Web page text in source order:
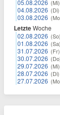
05.08.2026 (Mi)
04.08.2026 (Di)
03.08.2026
LetzteWoche
02.08.2026 (So)
01.08.2026 (Sa)
31.07.2026 (Fr)
30.07.2026
29.07.2026 (Mi)
28.07.2026 (Di)
27.07.2026